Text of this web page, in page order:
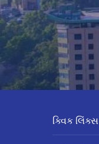
ક્વિક લિંક્સ